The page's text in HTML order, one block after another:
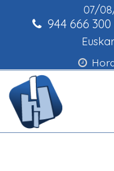
07/
944 666 300